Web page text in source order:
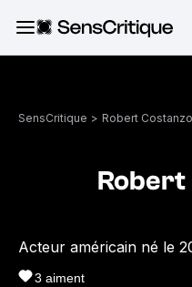
SensCritique > Robert Costanzo
Robert
Acteur américain né le
3 aiment